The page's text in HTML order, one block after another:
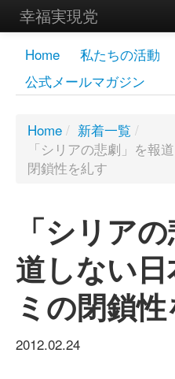
幸福実現党
メンバーズページ
党員
お問い合わせ
Home 私たちの活動
公式メールマガジン
Home / 新着一覧 /
「シリアの悲劇」を報
閉鎖性を糺す
「シリア
道しない
ミの閉鎖
2012.02.24